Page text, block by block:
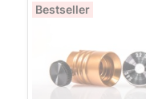
Bestseller